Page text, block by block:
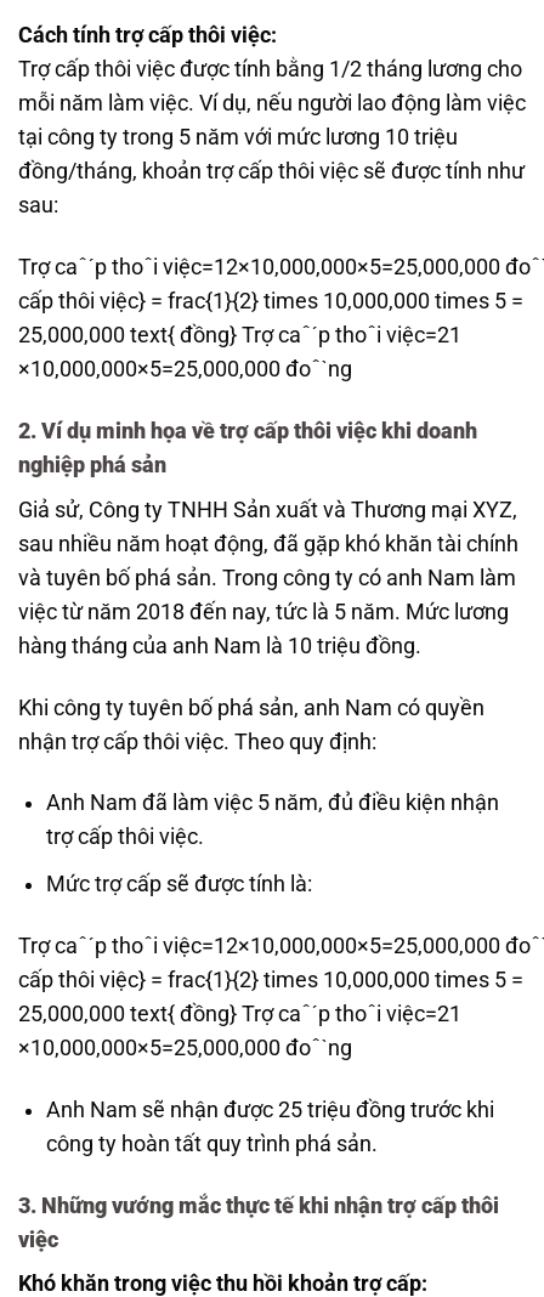
Cách tính trợ cấp thôi việc:
Trợ cấp thôi việc được tính bằng 1/2 tháng lương cho
mỗi năm làm việc. Ví dụ, nếu người lao động làm việc
tại công ty trong 5 năm với mức lương 10 triệu
đồng/tháng, khoản trợ cấp thôi việc sẽ được tính như
sau:
Trợ caˆˊp thoˆi việc=12×10,000,000×5=25,000,000
cấp thôi việc} = frac{1}{2} times 10,000,000 times 5 =
25,000,000 text{ đồng} Trợ caˆˊp thoˆi việc=21
×10,000,000×5=25,000,000 đoˆˋng
2. Ví dụ minh họa về trợ cấp thôi việc khi doanh
nghiệp phá sản
Giả sử, Công ty TNHH Sản xuất và Thương mại XYZ,
sau nhiều năm hoạt động, đã gặp khó khăn tài chính
và tuyên bố phá sản. Trong công ty có anh Nam làm
việc từ năm 2018 đến nay, tức là 5 năm. Mức lương
hàng tháng của anh Nam là 10 triệu đồng.
Khi công ty tuyên bố phá sản, anh Nam có quyền
nhận trợ cấp thôi việc. Theo quy định:
Anh Nam đã làm việc 5 năm, đủ điều kiện nhận
trợ cấp thôi việc.
Mức trợ cấp sẽ được tính là:
Trợ caˆˊp thoˆi việc=12×10,000,000×5=25,000,000
cấp thôi việc} = frac{1}{2} times 10,000,000 times 5 =
25,000,000 text{ đồng} Trợ caˆˊp thoˆi việc=21
×10,000,000×5=25,000,000 đoˆˋng
Anh Nam sẽ nhận được 25 triệu đồng trước khi
công ty hoàn tất quy trình phá sản.
3. Những vướng mắc thực tế khi nhận trợ cấp thôi
việc
Khó khăn trong việc thu hồi khoản trợ cấp: